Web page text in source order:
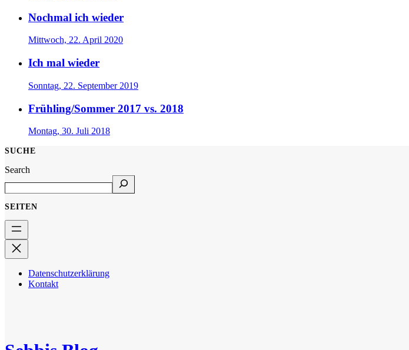
Nochmal ich wieder
Mittwoch, 22. April 2020
Ich mal wieder
Sonntag, 22. September 2019
Frühling/Sommer 2017 vs. 2018
Montag, 30. Juli 2018
SUCHE
Search
SEITEN
Datenschutzerklärung
Kontakt